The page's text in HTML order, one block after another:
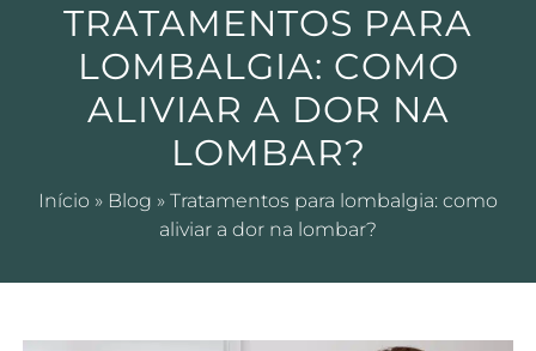
TRATAMENTOS PARA
LOMBALGIA: COMO
ALIVIAR A DOR NA
LOMBAR?
Início » Blog » Tratamentos para lombalgia: como
aliviar a dor na lombar?